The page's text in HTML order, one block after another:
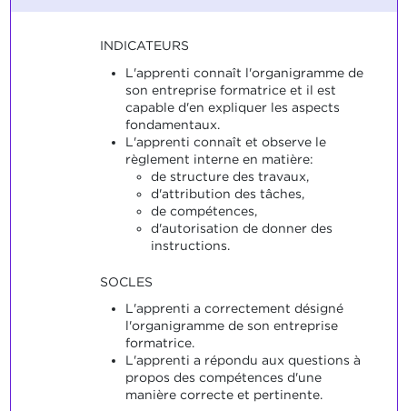
INDICATEURS
L'apprenti connaît l'organigramme de
son entreprise formatrice et il est
capable d'en expliquer les aspects
fondamentaux.
L'apprenti connaît et observe le
règlement interne en matière:
de structure des travaux,
d'attribution des tâches,
de compétences,
d'autorisation de donner des
instructions.
SOCLES
L'apprenti a correctement désigné
l'organigramme de son entreprise
formatrice.
L'apprenti a répondu aux questions à
propos des compétences d'une
manière correcte et pertinente.